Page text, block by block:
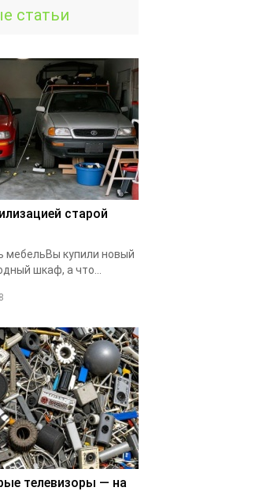
статьи
старой
мебельВы купили новый
шкаф, а что...
телевизоры — на